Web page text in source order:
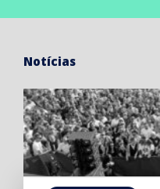
Notícias